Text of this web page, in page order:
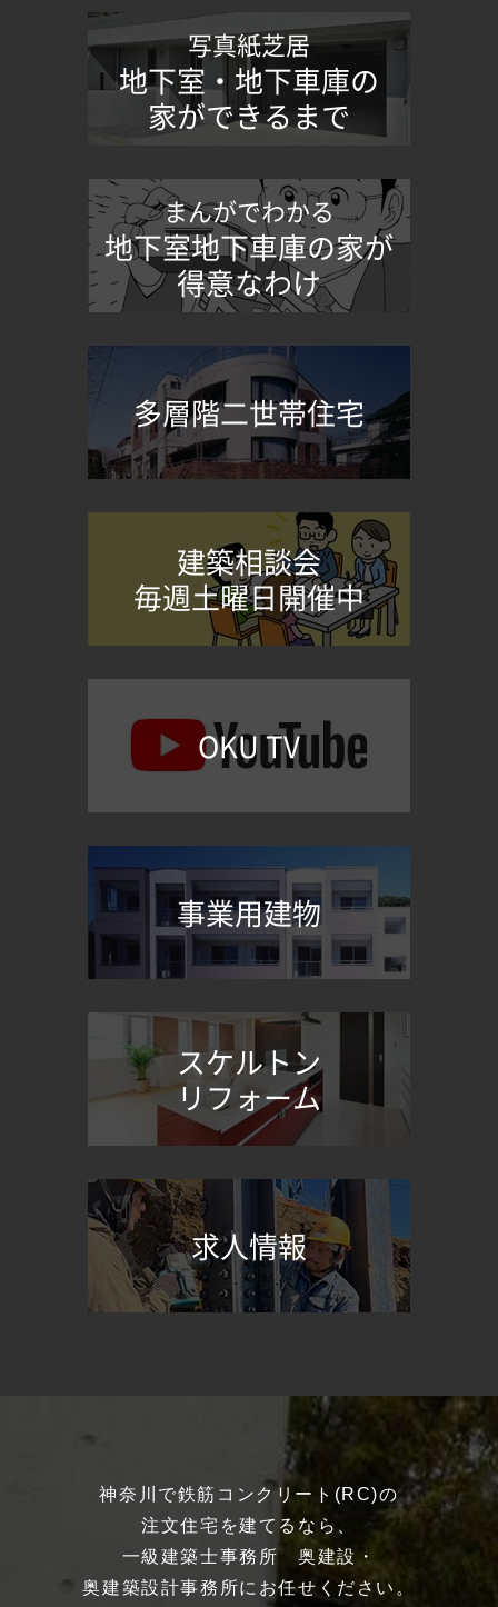
写真紙芝居
地下室・地下車庫の
家ができるまで
まんがでわかる
地下室地下車庫の家が
得意なわけ
多層階二世帯住宅
建築相談会
毎週土曜日開催中
OKU TV
事業用建物
スケルトン
リフォーム
求人情報
神奈川で鉄筋コンクリート(RC)の
注文住宅を建てるなら、
一級建築士事務所 奥建設・
奥建築設計事務所にお任せください。